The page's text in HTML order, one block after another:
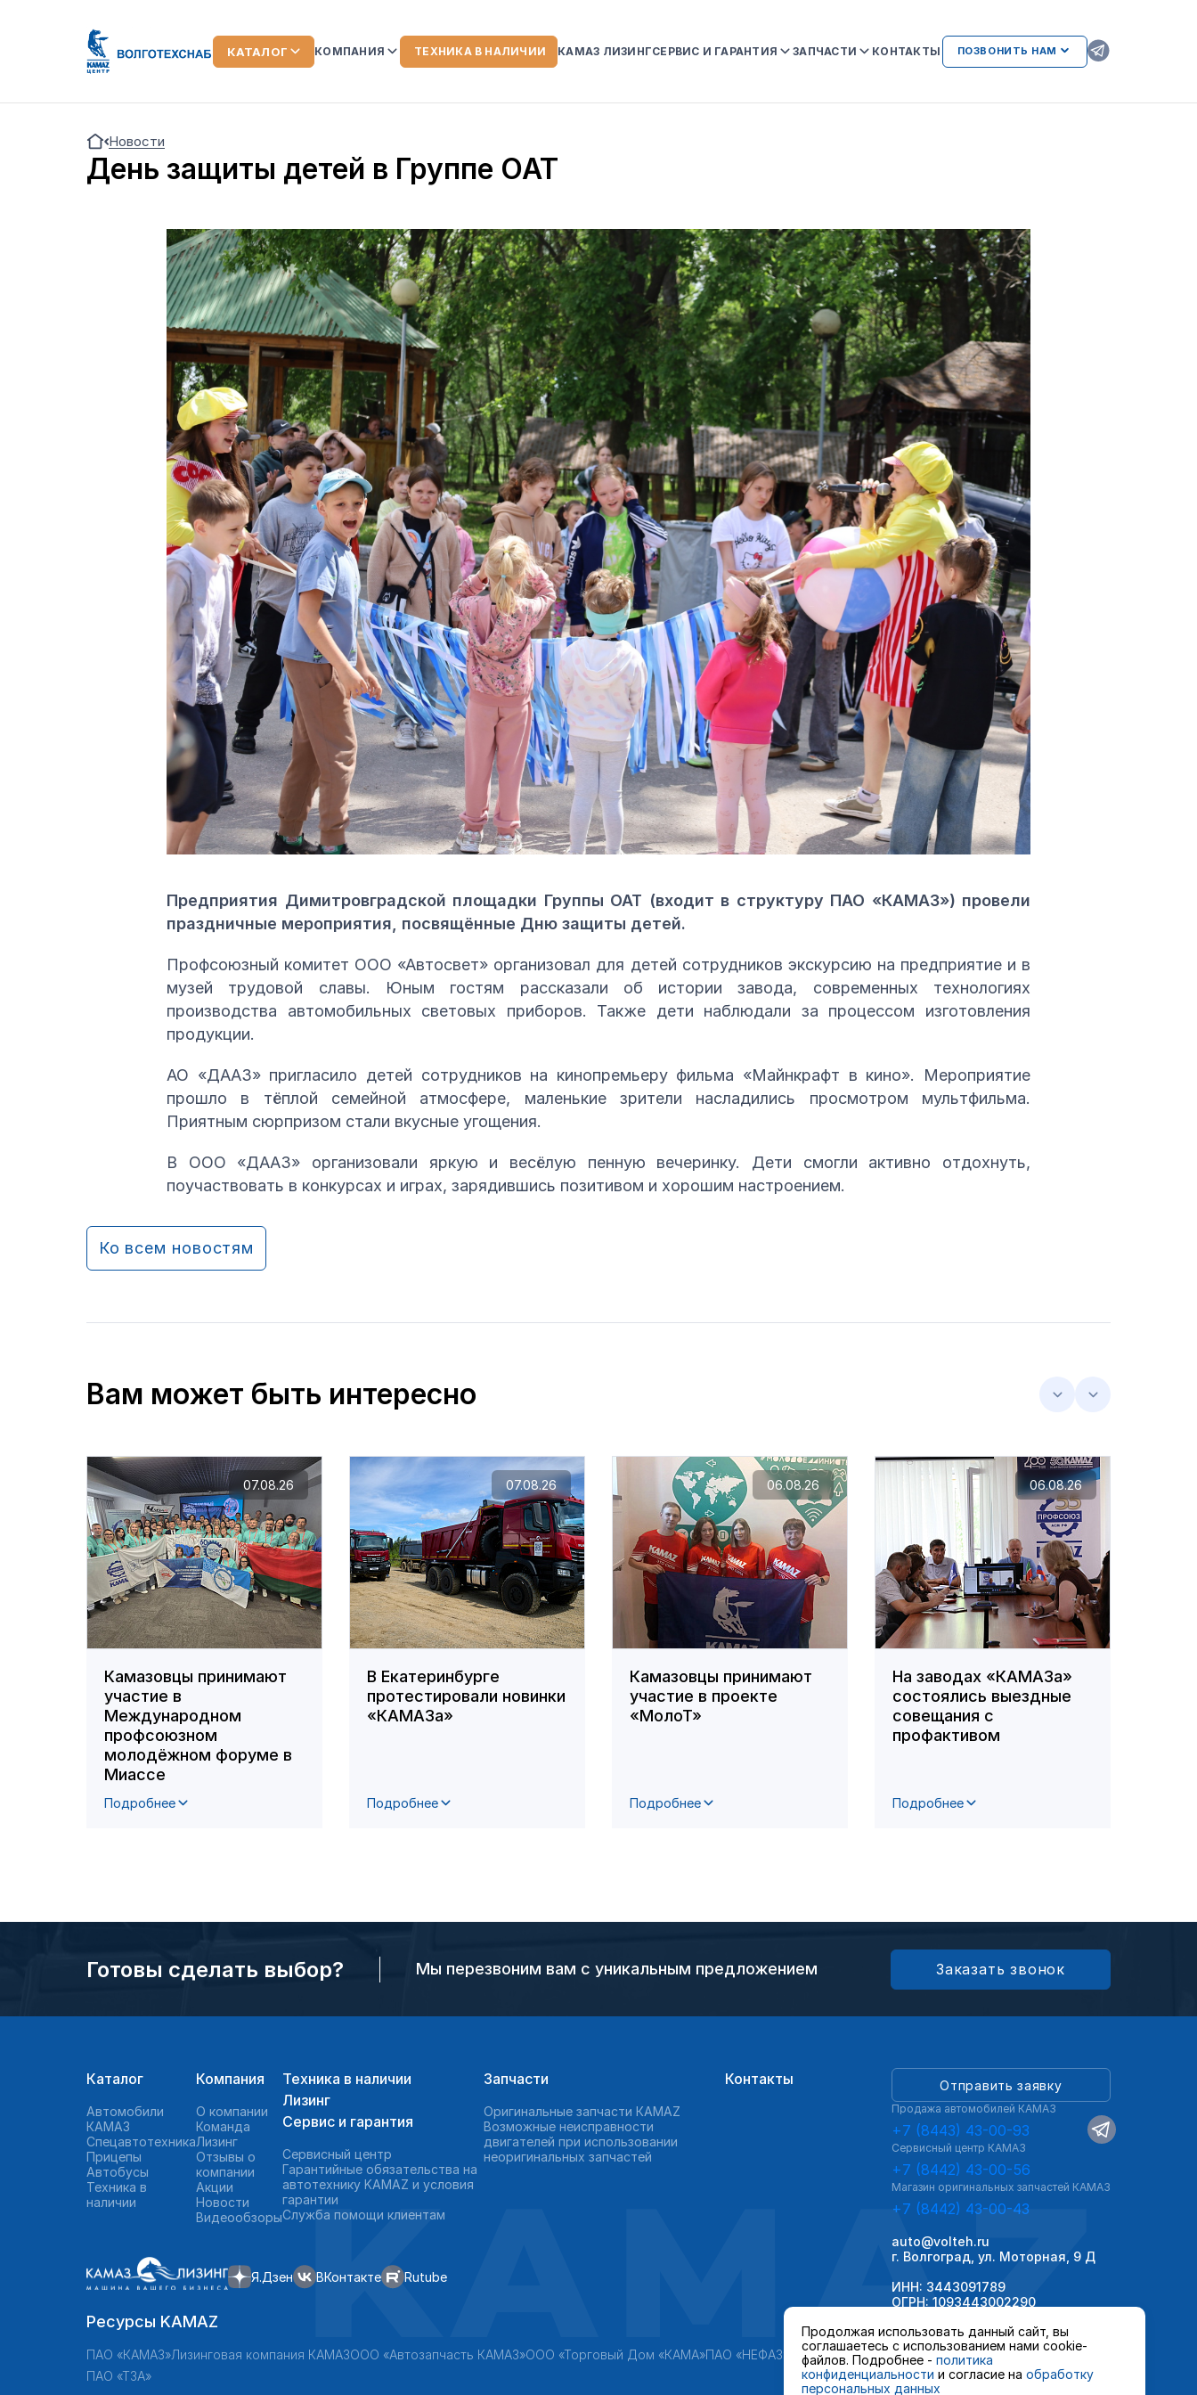
КАТАЛОГ КОМПАНИЯ
ЛИЗИНГ
АКЦИИ
НОВОСТИ
ВИДЕООБЗОРЫ
ТЕХНИКА В НАЛИЧИИ КАМАЗ ЛИЗИНГСЕРВИС И ГАРАНТИЯ ЗАПЧАСТИ КОНТАКТЫ ПОЗВОНИТЬ НАМ
Новости
День защиты детей в Группе ОАТ
Предприятия Димитровградской площадки Группы ОАТ (входит в структуру ПАО «КАМАЗ») провели
праздничные мероприятия, посвящённые Дню защиты детей.
Профсоюзный комитет ООО «Автосвет» организовал для детей сотрудников экскурсию на предприятие и в
музей трудовой славы. Юным гостям рассказали об истории завода, современных технологиях
производства автомобильных световых приборов. Также дети наблюдали за процессом изготовления
продукции.
АО «ДААЗ» пригласило детей сотрудников на кинопремьеру фильма «Майнкрафт в кино». Мероприятие
прошло в тёплой семейной атмосфере, маленькие зрители насладились просмотром мультфильма.
Приятным сюрпризом стали вкусные угощения.
В ООО «ДААЗ» организовали яркую и весёлую пенную вечеринку. Дети смогли активно отдохнуть,
поучаствовать в конкурсах и играх, зарядившись позитивом и хорошим настроением.
Ко всем новостям
Вам может быть интересно
Камазовцы принимают
участие в
Международном
профсоюзном
молодёжном форуме в
Миассе
Подробнее
07.08.26
В Екатеринбурге
протестировали новинки
«КАМАЗа»
Подробнее
07.08.26
Камазовцы принимают
участие в проекте
«МолоТ»
Подробнее
06.08.26
На заводах «КАМАЗа»
состоялись выездные
совещания с
профактивом
Подробнее
06.08.26
Готовы сделать выбор? Мы перезвоним вам с уникальным предложением Заказать звонок
Продолжая использовать данный сайт, вы
соглашаетесь с использованием нами cookie-
файлов. Подробнее - политика
конфиденциальности и согласие на обработку
персональных данных
Каталог
Автомобили
КАМАЗ
Спецавтотехника
Прицепы
Автобусы
Техника в
наличии
Компания
О компании
Команда
Лизинг
Отзывы о
компании
Акции
Новости
Видеообзоры
Техника в наличии
Лизинг
Сервис и гарантия
Сервисный центр
Гарантийные обязательства на
автотехнику KAMAZ и условия
гарантии
Служба помощи клиентам
Запчасти
Оригинальные запчасти КAMAZ
Возможные неисправности
двигателей при использовании
неоригинальных запчастей
Контакты
Я.Дзен ВКонтакте Rutube
Отправить заявку
Продажа автомобилей КАМАЗ
+7 (8443) 43-00-93
Сервисный центр КАМАЗ
+7 (8442) 43-00-56
Магазин оригинальных запчастей КАМАЗ
+7 (8442) 43-00-43
auto@volteh.ru
г. Волгоград, ул. Моторная, 9 Д
ИНН: 3443091789
ОГРН: 1093443002290
Ресурсы KAMAZ
ПАО «КАМАЗ»Лизинговая компания КАМАЗООО «Автозапчасть КАМАЗ»ООО «Торговый Дом «КАМА»ПАО «НЕФАЗ»
ПАО «ТЗА»
KAMAZ